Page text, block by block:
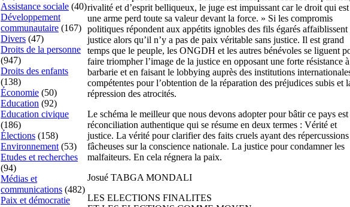
Assistance sociale (40)
Développement
communautaire (167)
Divers (47)
Droits de la personne
(947)
Droits des enfants
(138)
Économie (50)
Education (92)
Education civique
(186)
Élections (158)
Environnement (53)
Etudes et recherches
(94)
Médias et
communications (482)
Paix et démocratie
rivalité et d’esprit belliqueux, le juge est impuissant car le droit qui est
une arme perd toute sa valeur devant la force. » Si les compromis
politiques répondent aux appétits ignobles des fils égarés affaiblissent
justice alors qu’il n’y a pas de paix véritable sans justice. Il est grand
temps que le peuple, les ONGDH et les autres bénévoles se liguent
faire triompher l’image de la justice en opposant une forte résistance
barbarie et en faisant le lobbying auprès des institutions
compétentes pour l’obtention de la réparation des préjudices subis et
répression des atrocités.
Le schéma le meilleur que nous devons adopter pour bâtir ce pays est
réconciliation authentique qui se résume en deux termes : Vérité et
justice. La vérité pour clarifier des faits cruels ayant des répercussions
fâcheuses sur la conscience nationale. La justice pour condamner les
malfaiteurs. En cela régnera la paix.
Josué TABGA MONDALI
LES ELECTIONS FINALITES